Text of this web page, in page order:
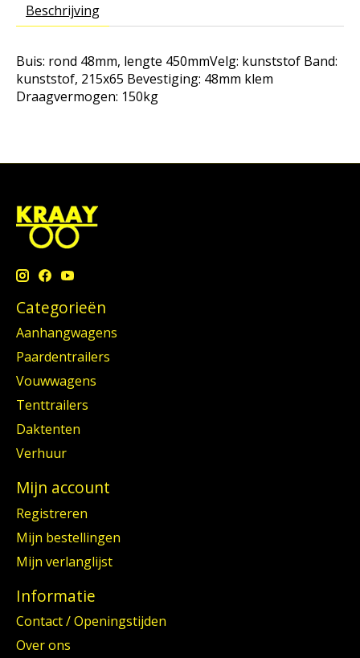
Beschrijving
Buis: rond 48mm, lengte 450mmVelg: kunststof Band:
kunststof, 215x65 Bevestiging: 48mm klem
Draagvermogen: 150kg
Categorieën
Aanhangwagens
Paardentrailers
Vouwwagens
Tenttrailers
Daktenten
Verhuur
Mijn account
Registreren
Mijn bestellingen
Mijn verlanglijst
Informatie
Contact / Openingstijden
Over ons